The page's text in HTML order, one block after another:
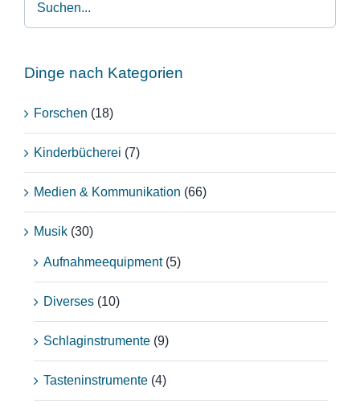
Dinge nach Kategorien
Forschen (18)
Kinderbücherei (7)
Medien & Kommunikation (66)
Musik (30)
Aufnahmeequipment (5)
Diverses (10)
Schlaginstrumente (9)
Tasteninstrumente (4)